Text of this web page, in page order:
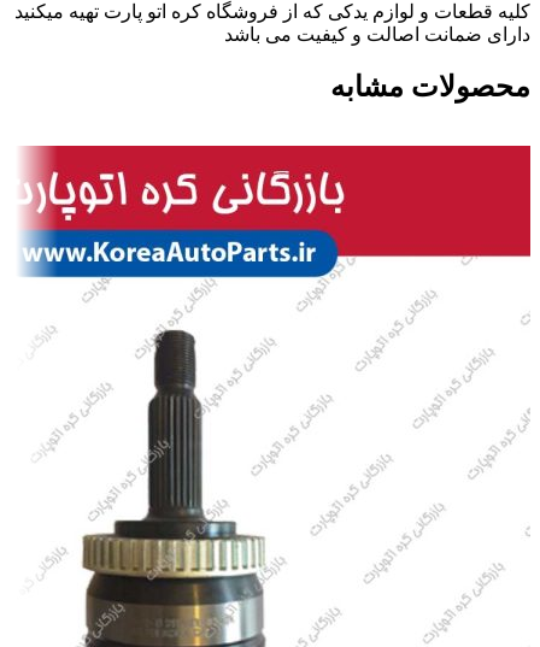
کلیه قطعات و لوازم یدکی که از فروشگاه کره اتو پارت تهیه میکنید
دارای ضمانت اصالت و کیفیت می باشد
محصولات مشابه